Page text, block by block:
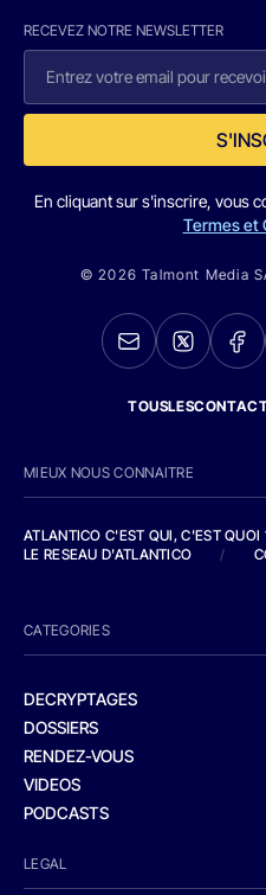
RECEVEZ NOTRE NEWSLETTER
En cliquant sur s'inscrire, vous
Termes et
© 2026 Talmont Media
MIEUX NOUS CONNAITRE
ATLANTICO C'EST QUI, C'EST QUOI
LE RESEAU D'ATLANTICO
/
CATEGORIES
DECRYPTAGES
DOSSIERS
RENDEZ-VOUS
VIDEOS
PODCASTS
LEGAL